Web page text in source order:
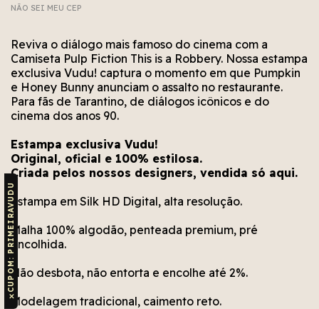
NÃO SEI MEU CEP
escrito?
alguns segundos.
novamente em alguns segundos.
Reviva o diálogo mais famoso do cinema com a
Camiseta Pulp Fiction This is a Robbery. Nossa estampa
exclusiva Vudu! captura o momento em que Pumpkin
e Honey Bunny anunciam o assalto no restaurante.
Para fãs de Tarantino, de diálogos icônicos e do
cinema dos anos 90.
Estampa exclusiva Vudu!
Original, oficial e 100% estilosa.
Criada pelos nossos designers, vendida só aqui.
Estampa em Silk HD Digital, alta resolução.
Malha 100% algodão, penteada premium, pré
encolhida.
Não desbota, não entorta e encolhe até 2%.
Modelagem tradicional, caimento reto.
✕
CUPOM: PRIMEIRAVUDU